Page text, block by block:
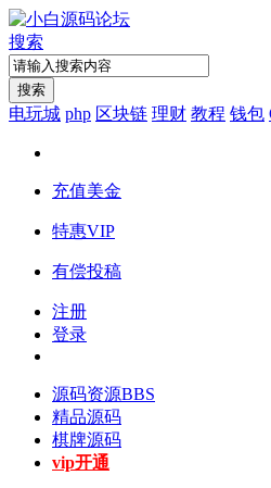
搜索
搜索
电玩城 php 区块链 理财 教程 钱包
充值美金
特惠VIP
有偿投稿
注册
登录
源码资源BBS
精品源码
棋牌源码
vip开通